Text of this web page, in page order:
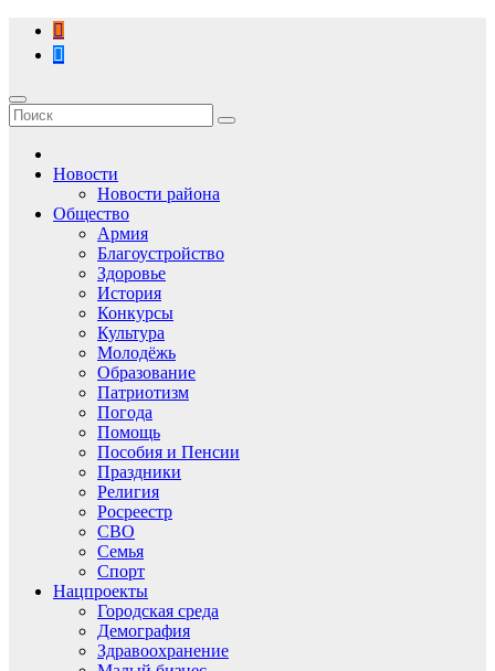
Перейти
содержимому
Новости
Новости района
Общество
Армия
Благоустройство
Здоровье
История
Конкурсы
Культура
Молодёжь
Образование
Патриотизм
Погода
Помощь
Пособия и Пенсии
Праздники
Религия
Росреестр
СВО
Семья
Спорт
Нацпроекты
Городская среда
Демография
Здравоохранение